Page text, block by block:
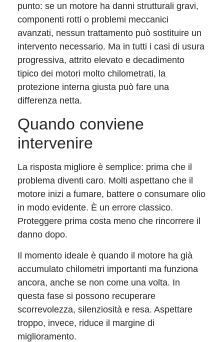
punto: se un motore ha danni strutturali gravi,
componenti rotti o problemi meccanici
avanzati, nessun trattamento può sostituire un
intervento necessario. Ma in tutti i casi di usura
progressiva, attrito elevato e decadimento
tipico dei motori molto chilometrati, la
protezione interna giusta può fare una
differenza netta.
Quando conviene
intervenire
La risposta migliore è semplice: prima che il
problema diventi caro. Molti aspettano che il
motore inizi a fumare, battere o consumare olio
in modo evidente. È un errore classico.
Proteggere prima costa meno che rincorrere il
danno dopo.
Il momento ideale è quando il motore ha già
accumulato chilometri importanti ma funziona
ancora, anche se non come una volta. In
questa fase si possono recuperare
scorrevolezza, silenziosità e resa. Aspettare
troppo, invece, riduce il margine di
miglioramento.